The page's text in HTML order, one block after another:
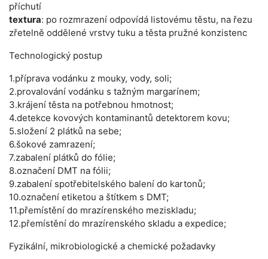
příchutí
textura: po rozmrazení odpovídá listovému těstu, na řezu
zřetelně oddělené vrstvy tuku a těsta pružné konzistenc
Technologický postup
1.příprava vodánku z mouky, vody, soli;
2.provalování vodánku s tažným margarínem;
3.krájení těsta na potřebnou hmotnost;
4.detekce kovových kontaminantů detektorem kovu;
5.složení 2 plátků na sebe;
6.šokové zamrazení;
7.zabalení plátků do fólie;
8.označení DMT na fólii;
9.zabalení spotřebitelského balení do kartonů;
10.označení etiketou a štítkem s DMT;
11.přemístění do mrazírenského meziskladu;
12.přemístění do mrazírenského skladu a expedice;
Fyzikální, mikrobiologické a chemické požadavky